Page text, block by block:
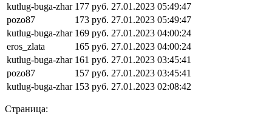
kutlug-buga-zhar 177 руб. 27.01.2023 05:49:47
pozo87
173 руб. 27.01.2023 05:49:47
kutlug-buga-zhar 169 руб. 27.01.2023 04:00:24
eros_zlata
165 руб. 27.01.2023 04:00:24
kutlug-buga-zhar 161 руб. 27.01.2023 03:45:41
pozo87
157 руб. 27.01.2023 03:45:41
kutlug-buga-zhar 153 руб. 27.01.2023 02:08:42
Страница: